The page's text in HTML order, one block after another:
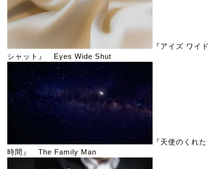
『アイズ ワイド
シャット』 Eyes Wide Shut
『天使のくれた
時間』 The Family Man